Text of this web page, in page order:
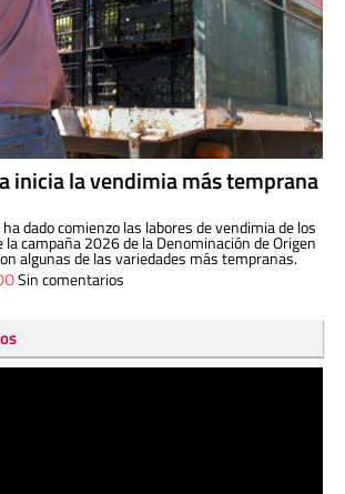
inicia la vendimia más temprana
dado comienzo las labores de vendimia de los
campaña 2026 de la Denominación de Origen
algunas de las variedades más tempranas.
Sin comentarios